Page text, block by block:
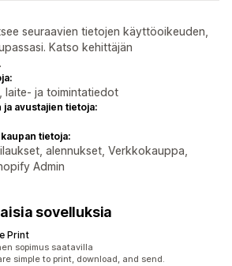
seuraavien tietojen käyttöoikeuden,
Katso kehittäjän
.
laite- ja toimintatiedot
avustajien tietoja:
tietoja:
alennukset, Verkkokauppa,
Admin
sovelluksia
Print
sopimus saatavilla
simple to print, download, and send.